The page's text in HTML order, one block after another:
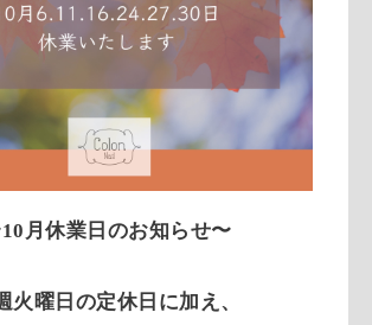
月休業日のお知らせ〜
火曜日の定休日に加え、